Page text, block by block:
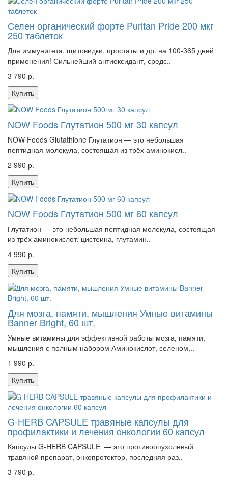
Селен органический форте Puritan Pride 200 мкг
250 таблеток
Для иммунитета, щитовидки, простаты и др. на 100-365 дней
применения! Сильнейший антиоксидант, средс..
3 790 р.
Купить
NOW Foods Глутатион 500 мг 30 капсул
NOW Foods Glutathione Глутатион — это небольшая
пептидная молекула, состоящая из трёх аминокисл..
2 990 р.
Купить
NOW Foods Глутатион 500 мг 60 капсул
Глутатион — это небольшая пептидная молекула, состоящая
из трёх аминокислот: цистеина, глутамин..
4 990 р.
Купить
Для мозга, памяти, мышления Умные витамины
Banner Bright, 60 шт.
Умные витамины для эффективной работы мозга, памяти,
мышления с полным набором Аминокислот, селеном,..
1 990 р.
Купить
G-HERB CAPSULE травяные капсулы для
профилактики и лечения онкологии 60 капсул
Капсулы G-HERB CAPSULE — это противоопухолевый
травяной препарат, онкопротектор, последняя раз..
3 790 р.